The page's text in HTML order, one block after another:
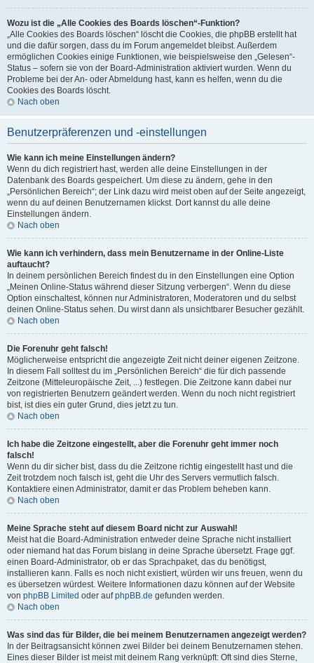
Wozu ist die „Alle Cookies des Boards löschen“-Funktion?
„Alle Cookies des Boards löschen“ löscht die Cookies, die phpBB erstellt hat
und die dafür sorgen, dass du im Forum angemeldet bleibst. Außerdem
ermöglichen Cookies einige Funktionen, wie beispielsweise den „Gelesen“-
Status – sofern sie von der Board-Administration aktiviert wurden. Wenn du
Probleme bei der An- oder Abmeldung hast, kann es helfen, wenn du die
Cookies des Boards löscht.
Nach oben
Benutzerpräferenzen und -einstellungen
Wie kann ich meine Einstellungen ändern?
Wenn du dich registriert hast, werden alle deine Einstellungen in der
Datenbank des Boards gespeichert. Um diese zu ändern, gehe in den
„Persönlichen Bereich“; der Link dazu wird meist oben auf der Seite angezeigt,
wenn du auf deinen Benutzernamen klickst. Dort kannst du alle deine
Einstellungen ändern.
Nach oben
Wie kann ich verhindern, dass mein Benutzername in der Online-Liste
auftaucht?
In deinem persönlichen Bereich findest du in den Einstellungen eine Option
„Meinen Online-Status während dieser Sitzung verbergen“. Wenn du diese
Option einschaltest, können nur Administratoren, Moderatoren und du selbst
deinen Online-Status sehen. Du wirst dann als unsichtbarer Besucher gezählt.
Nach oben
Die Forenuhr geht falsch!
Möglicherweise entspricht die angezeigte Zeit nicht deiner eigenen Zeitzone.
In diesem Fall solltest du im „Persönlichen Bereich“ die für dich passende
Zeitzone (Mitteleuropäische Zeit, ...) festlegen. Die Zeitzone kann dabei nur
von registrierten Benutzern geändert werden. Wenn du noch nicht registriert
bist, ist dies ein guter Grund, dies jetzt zu tun.
Nach oben
Ich habe die Zeitzone eingestellt, aber die Forenuhr geht immer noch
falsch!
Wenn du dir sicher bist, dass du die Zeitzone richtig eingestellt hast und die
Zeit trotzdem noch falsch ist, geht die Uhr des Servers vermutlich falsch.
Kontaktiere einen Administrator, damit er das Problem beheben kann.
Nach oben
Meine Sprache steht auf diesem Board nicht zur Auswahl!
Meist hat die Board-Administration entweder deine Sprache nicht installiert
oder niemand hat das Forum bislang in deine Sprache übersetzt. Frage ggf.
einen Board-Administrator, ob er das Sprachpaket, das du benötigst,
installieren kann. Falls es noch nicht existiert, würden wir uns freuen, wenn du
es übersetzen würdest. Weitere Informationen dazu können auf der Website
von phpBB Limited oder aufphpBB.de gefunden werden.
Nach oben
Was sind das für Bilder, die bei meinem Benutzernamen angezeigt werden?
In der Beitragsansicht können zwei Bilder bei deinem Benutzernamen stehen.
Eines dieser Bilder ist meist mit deinem Rang verknüpft: Oft sind dies Sterne,